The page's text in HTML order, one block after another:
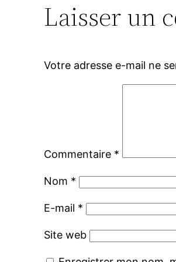
Laisser un
Votre adresse e-mail ne
Commentaire *
Nom *
E-mail *
Site web